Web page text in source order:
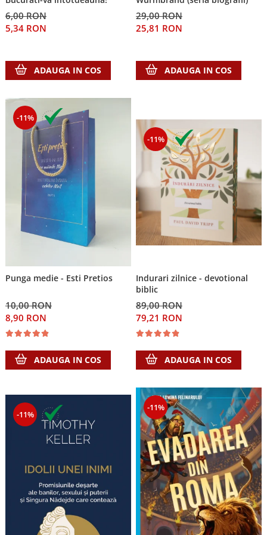
6,00 RON
5,34 RON
ADAUGA IN COS
29,00 RON
25,81 RON
ADAUGA IN COS
-11%
Punga medie - Esti Pretios
10,00 RON
8,90 RON
ADAUGA IN COS
-11%
Indurari zilnice - devotional
biblic
89,00 RON
79,21 RON
ADAUGA IN COS
-11%
-11%